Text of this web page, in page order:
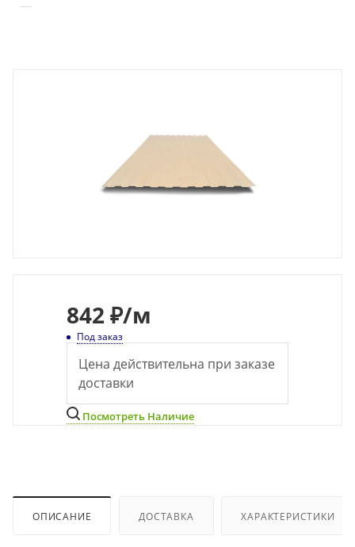
—
842 ₽/м
Под заказ
Цена действительна при заказе
доставки
Посмотреть Наличие
ОПИСАНИЕ ДОСТАВКА ХАРАКТЕРИСТИКИ